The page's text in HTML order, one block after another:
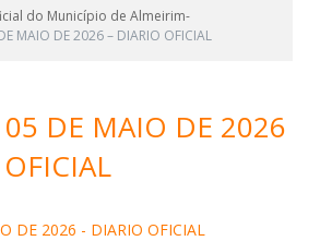
do Município de Almeirim-
MAIO DE 2026 – DIARIO OFICIAL
DE MAIO DE 2026
DE 2026 - DIARIO OFICIAL